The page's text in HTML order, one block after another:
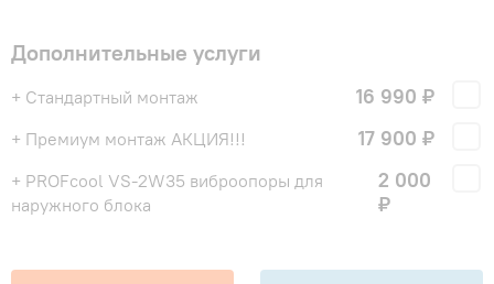
Дополнительные услуги
+ Стандартный монтаж 16 990 ₽
+ Премиум монтаж АКЦИЯ!!! 17 900 ₽
+ PROFcool VS-2W35 виброопоры для
наружного блока
2 000
₽